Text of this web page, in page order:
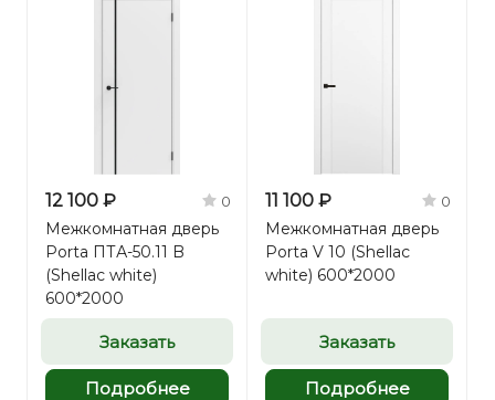
12 100 ₽ 0
Межкомнатная дверь
Porta ПТА-50.11 B
(Shellac white)
600*2000
Заказать
Подробнее
11 100 ₽ 0
Межкомнатная дверь
Porta V 10 (Shellac
white) 600*2000
Заказать
Подробнее